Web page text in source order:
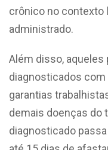
crônico no contexto
administrado.
Além disso,
diagnosticados
garantias
demais doenças do
diagnosticado